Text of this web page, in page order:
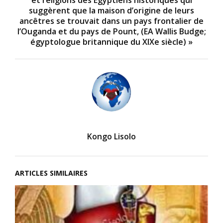
suggèrent que la maison d’origine de leurs
ancêtres se trouvait dans un pays frontalier de
l’Ouganda et du pays de Pount, (EA Wallis Budge;
égyptologue britannique du XIXe siècle) »
Kongo Lisolo
ARTICLES SIMILAIRES